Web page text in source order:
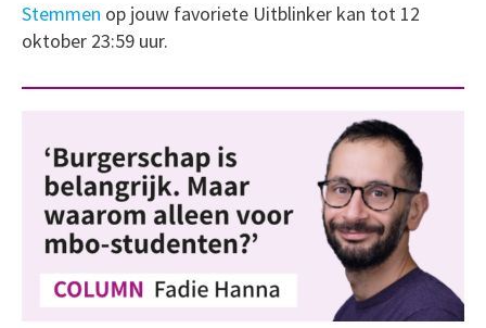
Stemmen op jouw favoriete Uitblinker kan tot 12
oktober 23:59 uur.